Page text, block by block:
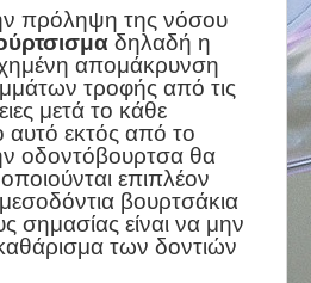
πρόληψη της νόσου
δηλαδή η
απομάκρυνση
τροφής από τις
μετά το κάθε
αυτό εκτός από το
οδοντόβουρτσα θα
επιπλέον
βουρτσάκια
σημασίας είναι να μην
των δοντιών